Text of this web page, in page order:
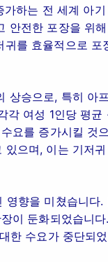
하는 전 세계 아
안전한 포장을 위
를 효율적으로
상승으로, 특히 아
여성 1인당 평균
요를 증가시킬 것
으며, 이는 기저
향을 미쳤습니다
이 둔화되었습니
한 수요가 중단되